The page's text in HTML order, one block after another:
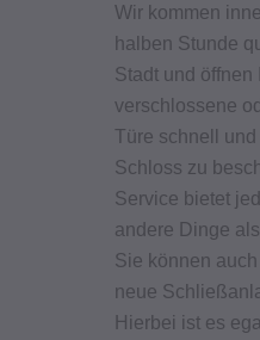
Wir kommen
halben Stunde
Stadt und öffnen
verschlossene
Türe schnell
Schloss zu
Service bietet
andere Dinge
Sie können
neue
Hierbei ist es